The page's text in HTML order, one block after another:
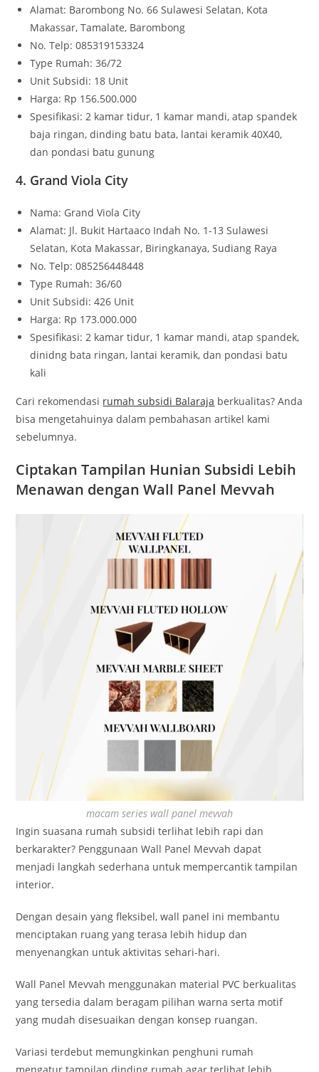
Alamat: Barombong No. 66 Sulawesi Selatan, Kota
Makassar, Tamalate, Barombong
No. Telp: 085319153324
Type Rumah: 36/72
Unit Subsidi: 18 Unit
Harga: Rp 156.500.000
Spesifikasi: 2 kamar tidur, 1 kamar mandi, atap spandek
baja ringan, dinding batu bata, lantai keramik 40X40,
dan pondasi batu gunung
4. Grand Viola City
Nama: Grand Viola City
Alamat: Jl. Bukit Hartaaco Indah No. 1-13 Sulawesi
Selatan, Kota Makassar, Biringkanaya, Sudiang Raya
No. Telp: 085256448448
Type Rumah: 36/60
Unit Subsidi: 426 Unit
Harga: Rp 173.000.000
Spesifikasi: 2 kamar tidur, 1 kamar mandi, atap spandek,
dinidng bata ringan, lantai keramik, dan pondasi batu
kali
Cari rekomendasi rumah subsidi Balaraja berkualitas? Anda
bisa mengetahuinya dalam pembahasan artikel kami
sebelumnya.
Ciptakan Tampilan Hunian Subsidi Lebih
Menawan dengan Wall Panel Mevvah
macam series wall panel mevvah
Ingin suasana rumah subsidi terlihat lebih rapi dan
berkarakter? Penggunaan Wall Panel Mevvah dapat
menjadi langkah sederhana untuk mempercantik tampilan
interior.
Dengan desain yang fleksibel, wall panel ini membantu
menciptakan ruang yang terasa lebih hidup dan
menyenangkan untuk aktivitas sehari-hari.
Wall Panel Mevvah menggunakan material PVC berkualitas
yang tersedia dalam beragam pilihan warna serta motif
yang mudah disesuaikan dengan konsep ruangan.
Variasi terdebut memungkinkan penghuni rumah